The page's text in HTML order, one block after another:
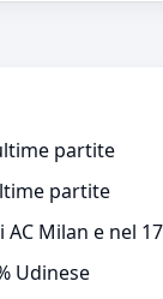
partite
partite
Milan e nel
Udinese